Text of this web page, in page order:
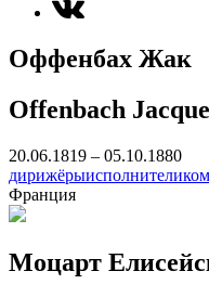
Оффенбах Жак
Offenbach
20.06.1819 – 05.10.1880
дирижёрыисполнители
Франция
Моцарт